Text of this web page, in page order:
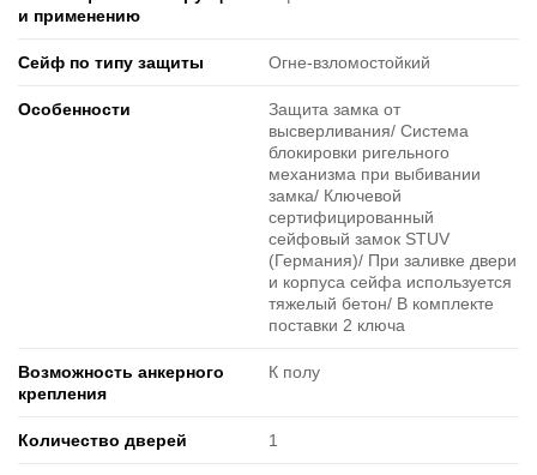
и применению
Сейф по типу защиты Огне-взломостойкий
Особенности
Защита замка от
высверливания/ Система
блокировки ригельного
механизма при выбивании
замка/ Ключевой
сертифицированный
сейфовый замок STUV
(Германия)/ При заливке двери
и корпуса сейфа используется
тяжелый бетон/ В комплекте
поставки 2 ключа
Возможность анкерного
крепления
К полу
Количество дверей 1